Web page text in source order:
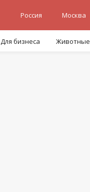
Россия Москва
Для бизнеса Животные